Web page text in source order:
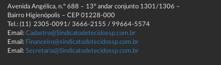
Avenida Angélica, n.º 688 – 13º andar conjunto 1301/1306 –
Bairro Higienópolis – CEP 01228-000
Tel.: (11) 2305-0091/ 3666-2155 / 99664-5574
Email: Cadastro@Sindicatodetecidossp.com.br
Email: Financeiro@sindicatodetecidossp.com.br
Email: Secretaria@Sindicatodetecidossp.com.br